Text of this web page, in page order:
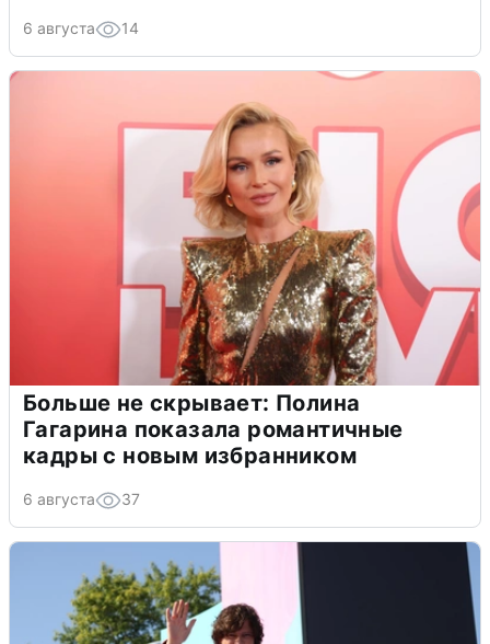
6 августа 14
Больше не скрывает: Полина
Гагарина показала романтичные
кадры с новым избранником
6 августа 37